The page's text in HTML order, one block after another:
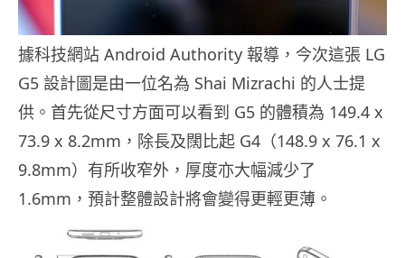
據科技網站 Android Authority 報導，今次這張 LG
G5 設計圖是由一位名為 Shai Mizrachi 的人士提
供。首先從尺寸方面可以看到 G5 的體積為 149.4 x
73.9 x 8.2mm，除長及闊比起 G4（148.9 x 76.1 x
9.8mm）有所收窄外，厚度亦大幅減少了
1.6mm，預計整體設計將會變得更輕更薄。